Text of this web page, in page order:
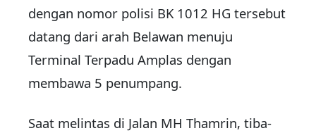
dengan nomor polisi BK 1012 HG tersebut
datang dari arah Belawan menuju
Terminal Terpadu Amplas dengan
membawa 5 penumpang.
Saat melintas di Jalan MH Thamrin, tiba-